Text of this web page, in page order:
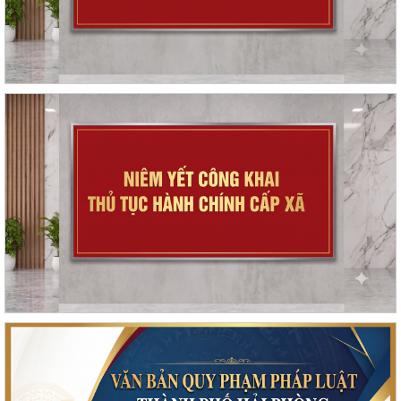
Triển khai công tác trật tự ATGT trong các cơ sở giáo dục năm học
2026-2027
Kế hoạch thực hiện Nghị quyết số 11-NQ/TU, ngày 15/7/2026 của Ban
Chấp hành Đảng bộ thành phố về...
Tăng cường công tác đấu tranh, ngăn chặn hoạt động săn bắt, buôn
bán trái phép chim hoang dã,...